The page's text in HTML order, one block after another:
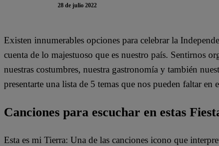
28 de julio 2022
Existen innumerables opciones para celebrar la
cuenta de lo majestuoso que es nuestro país. Sentirnos
nuestras costumbres, nuestra gastronomía y también
presentarte una lista de 5 temas que nos pueden faltar en
Canciones para escuchar en estas
Esta es mi Tierra: Una de las canciones icono que